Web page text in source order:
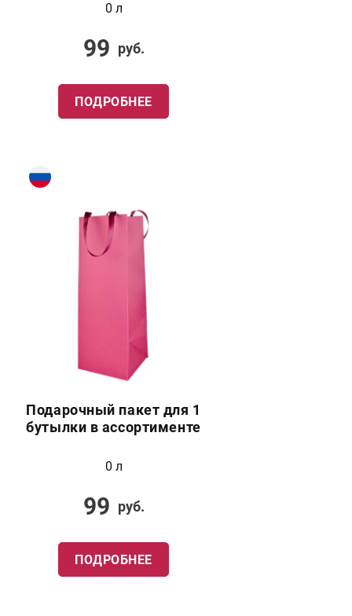
0 л
99 руб.
ПОДРОБНЕЕ
Подарочный пакет для 1
бутылки в ассортименте
0 л
99 руб.
ПОДРОБНЕЕ